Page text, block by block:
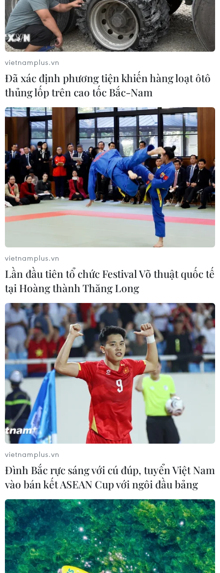
Tăng trưởng tích cực, chuyên gia đề xuất
nới room tín dụng
10/03/2022 07:21
Các chuyên gia cho rằng, để kinh tế phục hồi tốt hơn thì
việc mở tỷ lệ tín dụng cho các ngân hàng sẽ có lợi cho
khách hàng và doanh nghiệp.
Thống đốc NHNN: Kiểm soát room tín
dụng để tránh cuộc đua lãi suất
08/06/2022 12:09
Theo thống đốc NHNN, từ khi áp dụng việc kiểm soát
tăng trưởng tín dụng vào năm 2011, cơ quan này thấy
đây là biện pháp hiệu quả trong tổ chức điều hành, đưa
thị trường tiền tệ, tín dụng ổn định.
Ngân hàng thừa tiền nhưng không thể cho
vietnamplus.vn
Đã xác định phương tiện khiến hàng loạt ôtô
thủng lốp trên cao tốc Bắc-Nam
vietnamplus.vn
Lần đầu tiên tổ chức Festival Võ thuật quốc tế
tại Hoàng thành Thăng Long
vietnamplus.vn
Đình Bắc rực sáng với cú đúp, tuyển Việt Nam
vào bán kết ASEAN Cup với ngôi đầu bảng